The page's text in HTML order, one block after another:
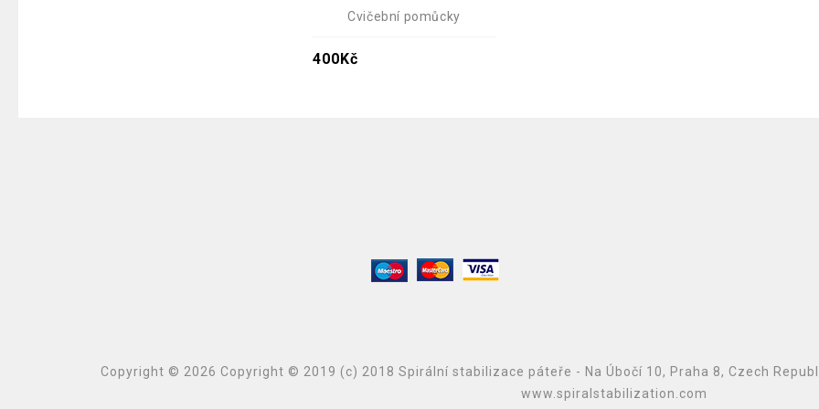
Cvičební pomůcky
400Kč
Copyright © 2026 Copyright © 2019 (c) 2018 Spirální stabilizace páteře - Na Úbočí 10, Praha 8, Czech
www.spiralstabilization.com